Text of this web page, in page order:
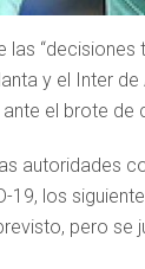
las
y el Inter
el brote de
autoridades
19, los
pero se